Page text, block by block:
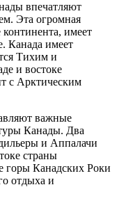
впечатляют
Эта огромная
континента, имеет
Канада имеет
Тихим и
и востоке
с Арктическим
важные
Канады. Два
и Аппалачи
страны
горы Канадских Роки
отдыха и